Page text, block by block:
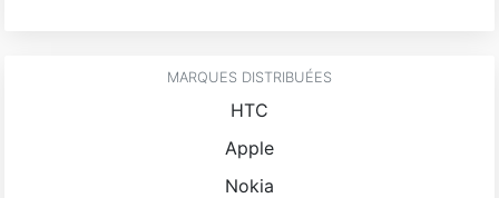
MARQUES DISTRIBUÉES
HTC
Apple
Nokia